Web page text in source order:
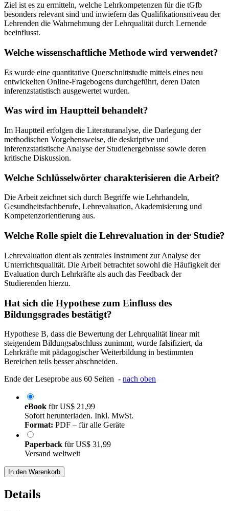
Ziel ist es zu ermitteln, welche Lehrkompetenzen für die tGfb
besonders relevant sind und inwiefern das Qualifikationsniveau der
Lehrenden die Wahrnehmung der Lehrqualität durch Lernende
beeinflusst.
Welche wissenschaftliche Methode wird verwendet?
Es wurde eine quantitative Querschnittstudie mittels eines neu
entwickelten Online-Fragebogens durchgeführt, deren Daten
inferenzstatistisch ausgewertet wurden.
Was wird im Hauptteil behandelt?
Im Hauptteil erfolgen die Literaturanalyse, die Darlegung der
methodischen Vorgehensweise, die deskriptive und
inferenzstatistische Analyse der Studienergebnisse sowie deren
kritische Diskussion.
Welche Schlüsselwörter charakterisieren die Arbeit?
Die Arbeit zeichnet sich durch Begriffe wie Lehrhandeln,
Gesundheitsfachberufe, Lehrevaluation, Akademisierung und
Kompetenzorientierung aus.
Welche Rolle spielt die Lehrevaluation in der Studie?
Lehrevaluation dient als zentrales Instrument zur Analyse der
Unterrichtsqualität. Die Arbeit betrachtet sowohl die Häufigkeit der
Evaluation durch Lehrkräfte als auch das Feedback der
Studierenden hierzu.
Hat sich die Hypothese zum Einfluss des
Bildungsgrades bestätigt?
Hypothese B, dass die Bewertung der Lehrqualität linear mit
steigendem Bildungsabschluss zunimmt, wurde falsifiziert, da
Lehrkräfte mit pädagogischer Weiterbildung in bestimmten
Bereichen teils besser abschneiden.
Ende der Leseprobe aus 60 Seiten - nach oben
eBook fürUS$ 21,99
Sofort herunterladen. Inkl. MwSt.
Format: PDF – für alle Geräte
Paperback fürUS$ 31,99
Versand weltweit
In den Warenkorb
Details